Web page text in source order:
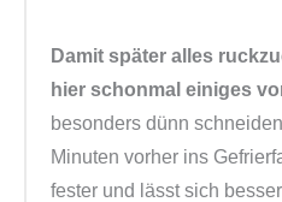
Damit später alles
hier schonmal einiges
besonders dünn
Minuten vorher ins
fester und lässt sich